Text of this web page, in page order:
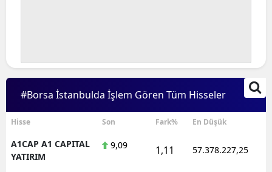
#Borsa İstanbulda İşlem Gören Tüm Hisseler
Hisse Son Fark% En Düşük
A1CAP A1 CAPITAL
YATIRIM
9,09 1,11 57.378.227,25